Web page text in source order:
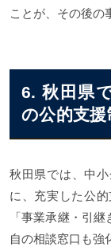
ことが、その後の
6. 秋田県
の公的支援
秋田県では、中
に、充実した公
「事業承継・引
自の相談窓口も強